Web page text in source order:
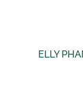
ELLY